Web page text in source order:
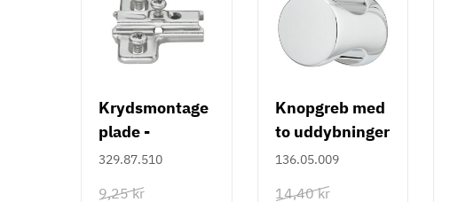
Krydsmontage
plade -
Duomatic SL -
329.87.510
9,25 kr
Knopgreb med
to uddybninger
- rustfrit stål
136.05.009
14,40 kr